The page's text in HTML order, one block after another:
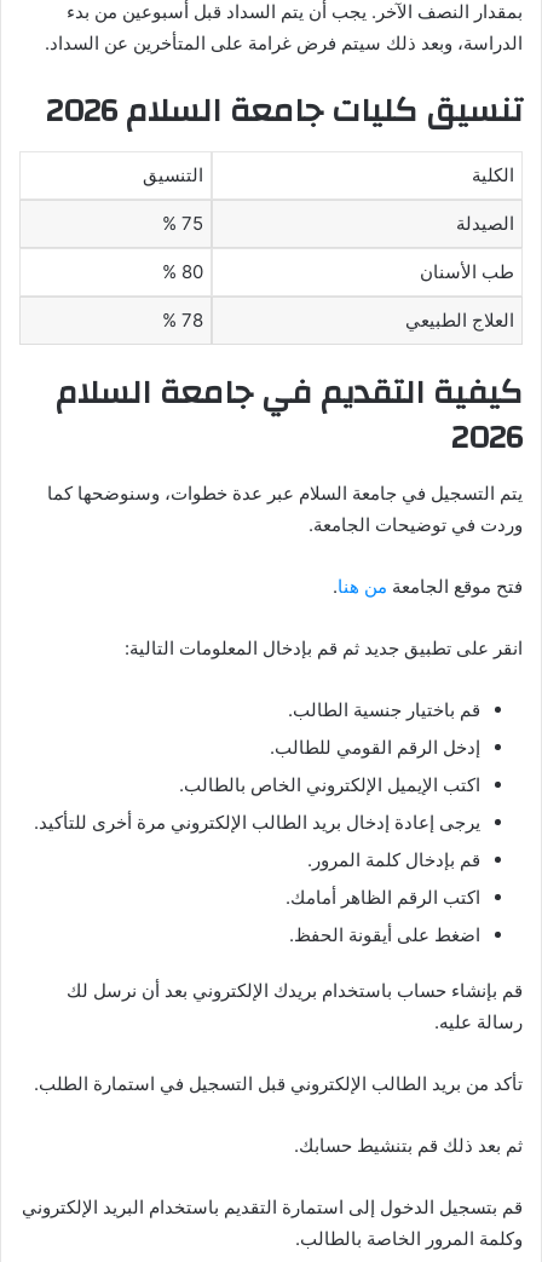
بمقدار النصف الآخر. يجب أن يتم السداد قبل أسبوعين من بدء
الدراسة، وبعد ذلك سيتم فرض غرامة على المتأخرين عن السداد.
تنسيق كليات جامعة السلام 2026
الكلية التنسيق
الصيدلة 75 %
طب الأسنان 80 %
العلاج الطبيعي 78 %
كيفية التقديم في جامعة السلام
2026
يتم التسجيل في جامعة السلام عبر عدة خطوات، وسنوضحها كما
وردت في توضيحات الجامعة.
فتح موقع الجامعة من هنا.
انقر على تطبيق جديد ثم قم بإدخال المعلومات التالية:
قم باختيار جنسية الطالب.
إدخل الرقم القومي للطالب.
اكتب الإيميل الإلكتروني الخاص بالطالب.
يرجى إعادة إدخال بريد الطالب الإلكتروني مرة أخرى للتأكيد.
قم بإدخال كلمة المرور.
اكتب الرقم الظاهر أمامك.
اضغط على أيقونة الحفظ.
قم بإنشاء حساب باستخدام بريدك الإلكتروني بعد أن نرسل لك
رسالة عليه.
تأكد من بريد الطالب الإلكتروني قبل التسجيل في استمارة الطلب.
ثم بعد ذلك قم بتنشيط حسابك.
قم بتسجيل الدخول إلى استمارة التقديم باستخدام البريد الإلكتروني
وكلمة المرور الخاصة بالطالب.